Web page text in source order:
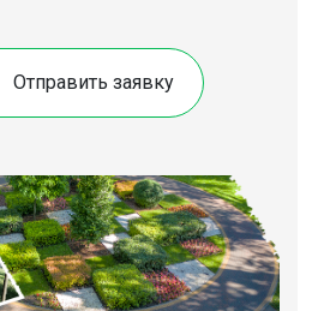
Отправить заявку